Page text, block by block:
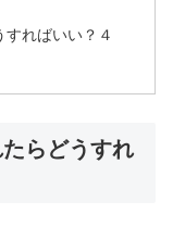
ればいい？４
らどうすれ